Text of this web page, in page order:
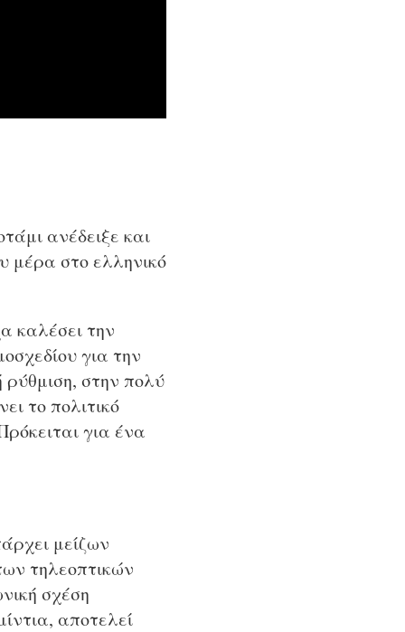
ανέδειξε και
μέρα στο ελληνικό
καλέσει την
για την
ρύθμιση, στην πολύ
το πολιτικό
για ένα
μείζων
τηλεοπτικών
σχέση
αποτελεί